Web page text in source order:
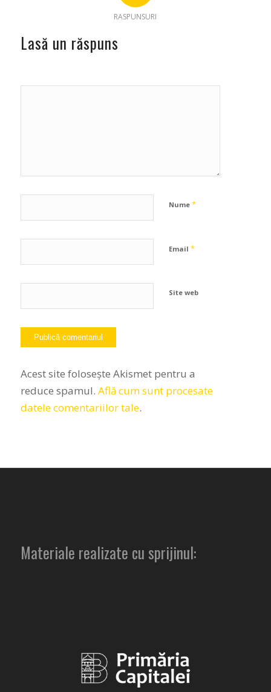
RASPUNSURI
Lasă un răspuns
Nume *
Email *
Site web
Acest site folosește Akismet pentru a
reduce spamul. Află cum sunt procesate
datele comentariilor tale.
Materiale realizate cu sprijinul: